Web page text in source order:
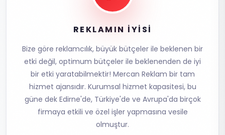
REKLAMIN İYİSİ
Bize göre reklamcılık, büyük bütçeler ile beklenen bir
etki değil, optimum bütçeler ile beklenenden de iyi
bir etki yaratabilmektir! Mercan Reklam bir tam
hizmet ajansıdır. Kurumsal hizmet kapasitesi, bu
güne dek Edirne'de, Türkiye'de ve Avrupa'da birçok
firmaya etkili ve özel işler yapmasına vesile
olmuştur.